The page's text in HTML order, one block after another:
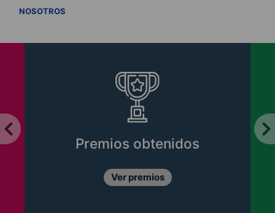
NOSOTROS
Premios obtenidos
Ver premios